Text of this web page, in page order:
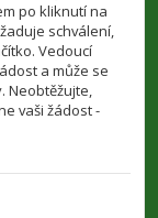
po kliknutí na
schválení,
Vedoucí
a může se
Neobtěžujte,
vaši žádost -